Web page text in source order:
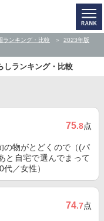
ランキング・比較
2023年版
しランキング・比較
75.8点
の物がとどくので（(パ
と自宅で選んでまって
／女性）
74.7点